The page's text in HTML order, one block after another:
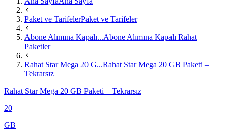
Paket ve TarifelerPaket ve Tarifeler
Abone Alımına Kapalı...Abone Alımına Kapalı Rahat
Paketler
Rahat Star Mega 20 G...Rahat Star Mega 20 GB Paketi –
Tekrarsız
Rahat Star Mega 20 GB Paketi – Tekrarsız
20
GB